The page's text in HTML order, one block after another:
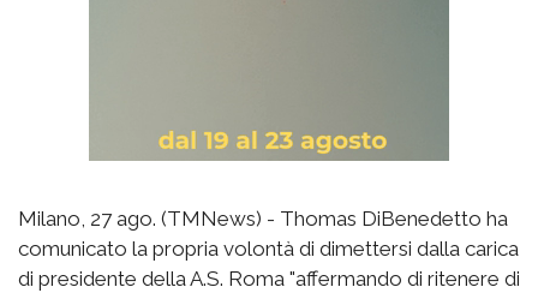
Milano, 27 ago. (TMNews) - Thomas DiBenedetto ha
comunicato la propria volontà di dimettersi dalla carica
di presidente della A.S. Roma "affermando di ritenere di